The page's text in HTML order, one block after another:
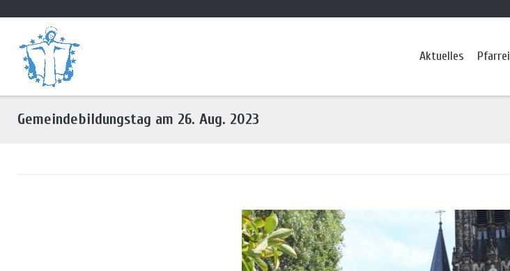
Aktuelles Pfarrei
Gemeindebildungstag am 26. Aug. 2023